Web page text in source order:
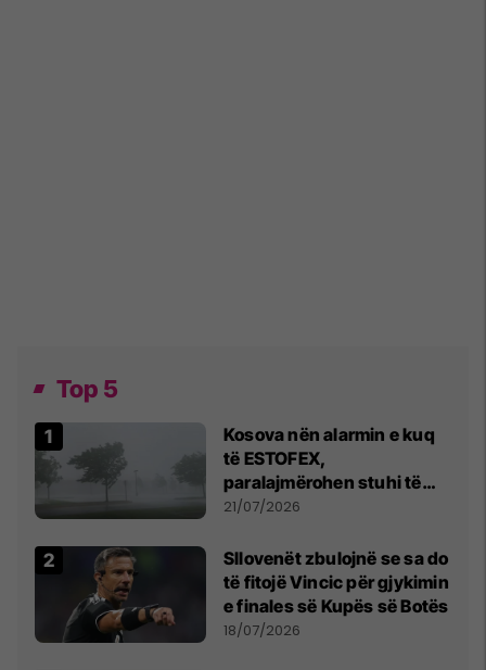
Top 5
Kosova nën alarmin e kuq
të ESTOFEX,
paralajmërohen stuhi të
fuqishme me breshër dhe
21/07/2026
Sllovenët zbulojnë se sa do
të fitojë Vincic për gjykimin
e finales së Kupës së Botës
18/07/2026